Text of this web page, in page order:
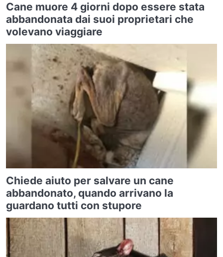
Cane muore 4 giorni dopo essere stata
abbandonata dai suoi proprietari che
volevano viaggiare
Chiede aiuto per salvare un cane
abbandonato, quando arrivano la
guardano tutti con stupore